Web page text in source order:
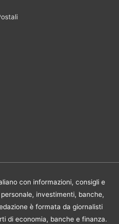
con informazioni, consigli e
investimenti, banche,
è formata da giornalisti
di economia, banche e finanza.